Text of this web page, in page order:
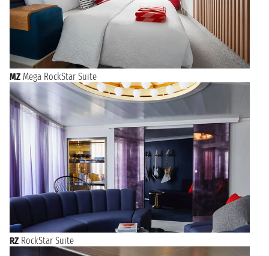
MZ Mega RockStar Suite
RZ RockStar Suite